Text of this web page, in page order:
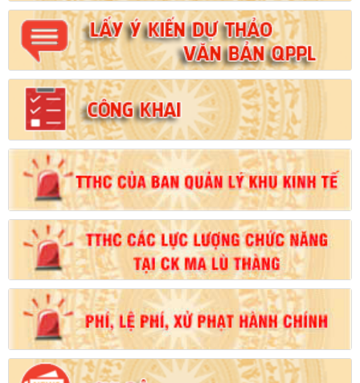
Số:
102/2024/NĐ-CP
Tên:(Nghị định Quy định chi tiết thi hành một số điều của Luật
Đất đai)
Ngày ban hành: (21/08/2024)